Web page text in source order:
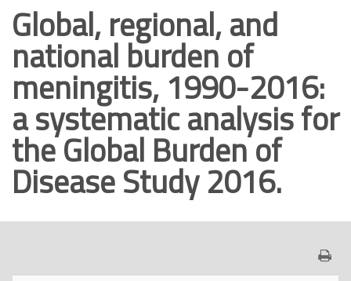
a
Global, regional, and
national burden of
meningitis, 1990-2016:
a systematic analysis for
the Global Burden of
Disease Study 2016.